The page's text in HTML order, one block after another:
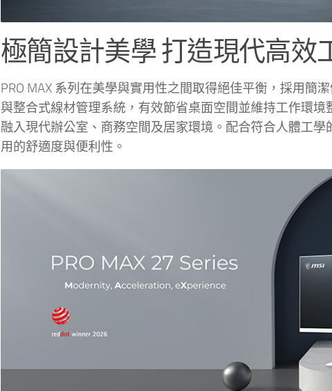
極簡設計美學 打造現代高效
PRO MAX 系列在美學與實用性之間取得絕佳平衡，採用簡
與整合式線材管理系統，有效節省桌面空間並維持工作環
融入現代辦公室、商務空間及居家環境。配合符合人體工
用的舒適度與便利性。